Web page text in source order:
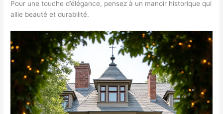
Pour une touche d’élégance, pensez à un manoir historique qui
allie beauté et durabilité.